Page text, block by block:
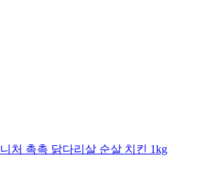
처 촉촉 닭다리살 순살 치킨 1kg